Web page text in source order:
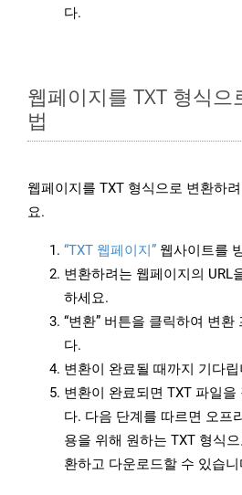
다.
웹페이지를 TXT 형식
법
웹페이지를 TXT 형식으로 변환하
요.
“TXT 웹페이지” 웹사이트를
변환하려는 웹페이지의 URL
하세요.
“변환” 버튼을 클릭하여 변환
다.
변환이 완료될 때까지 기다립
변환이 완료되면 TXT 파일
다. 다음 단계를 따르면 오프
용을 위해 원하는 TXT 형식
환하고 다운로드할 수 있습니